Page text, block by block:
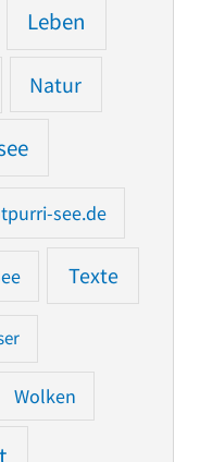
Leben
Natur
see.de
Texte
Wolken